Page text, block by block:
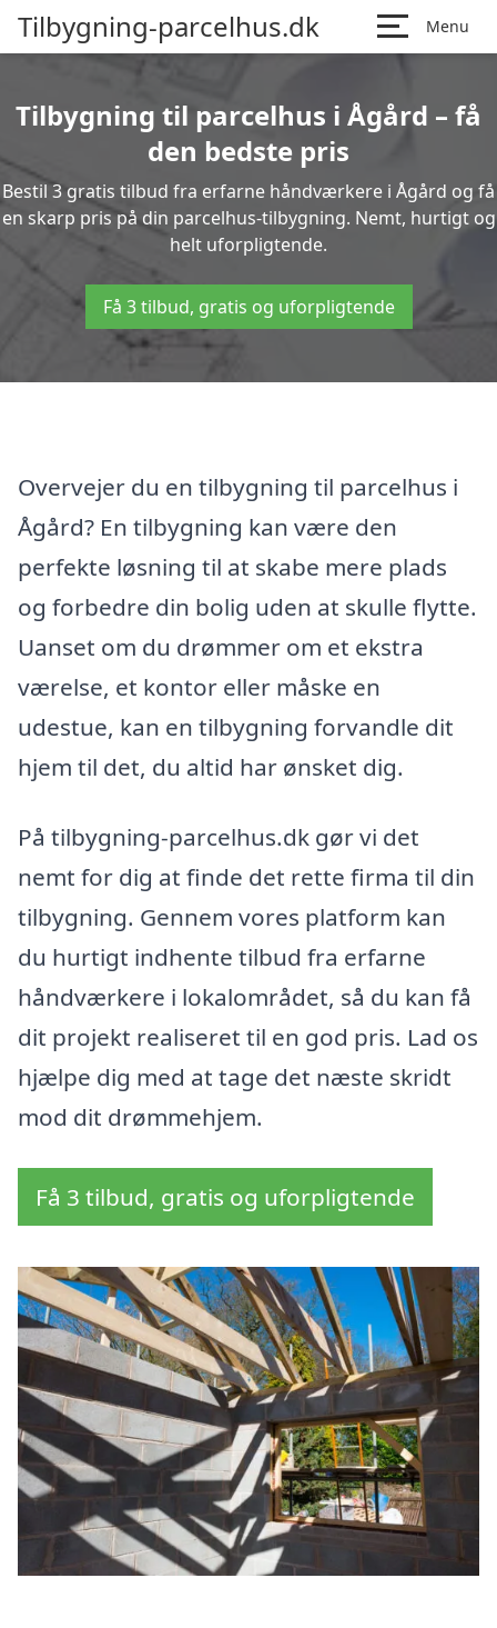
Tilbygning-parcelhus.dk Menu
Tilbygning til parcelhus i Ågård – få
den bedste pris
Bestil 3 gratis tilbud fra erfarne håndværkere i Ågård og få
en skarp pris på din parcelhus-tilbygning. Nemt, hurtigt og
helt uforpligtende.
Få 3 tilbud, gratis og uforpligtende
Overvejer du en tilbygning til parcelhus i
Ågård? En tilbygning kan være den
perfekte løsning til at skabe mere plads
og forbedre din bolig uden at skulle flytte.
Uanset om du drømmer om et ekstra
værelse, et kontor eller måske en
udestue, kan en tilbygning forvandle dit
hjem til det, du altid har ønsket dig.
På tilbygning-parcelhus.dk gør vi det
nemt for dig at finde det rette firma til din
tilbygning. Gennem vores platform kan
du hurtigt indhente tilbud fra erfarne
håndværkere i lokalområdet, så du kan få
dit projekt realiseret til en god pris. Lad os
hjælpe dig med at tage det næste skridt
mod dit drømmehjem.
Få 3 tilbud, gratis og uforpligtende